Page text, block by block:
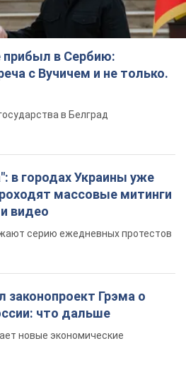
в городах Украины уже
массовые митинги
видео
серию ежедневных протестов
Грэма о
что дальше
новые экономические